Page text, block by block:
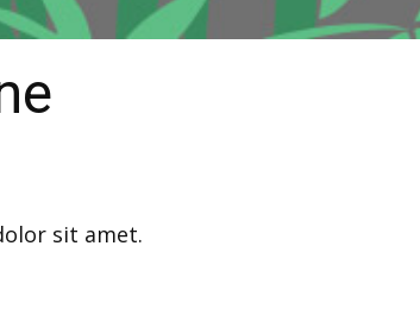
sit amet.